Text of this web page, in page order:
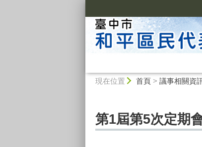
現在位置 首頁> 議事相關資
第1屆第5次定期